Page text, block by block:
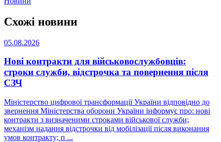
Схожі новини
05.08.2026
Нові контракти для військовослужбовців:
строки служби, відстрочка та повернення після
СЗЧ
Міністерство цифрової трансформації України відповідно до
звернення Міністерства оборони України інформує про: нові
контракти з визначеними строками військової служби;
механізм надання відстрочки від мобілізації після виконання
умов контракту; п ...